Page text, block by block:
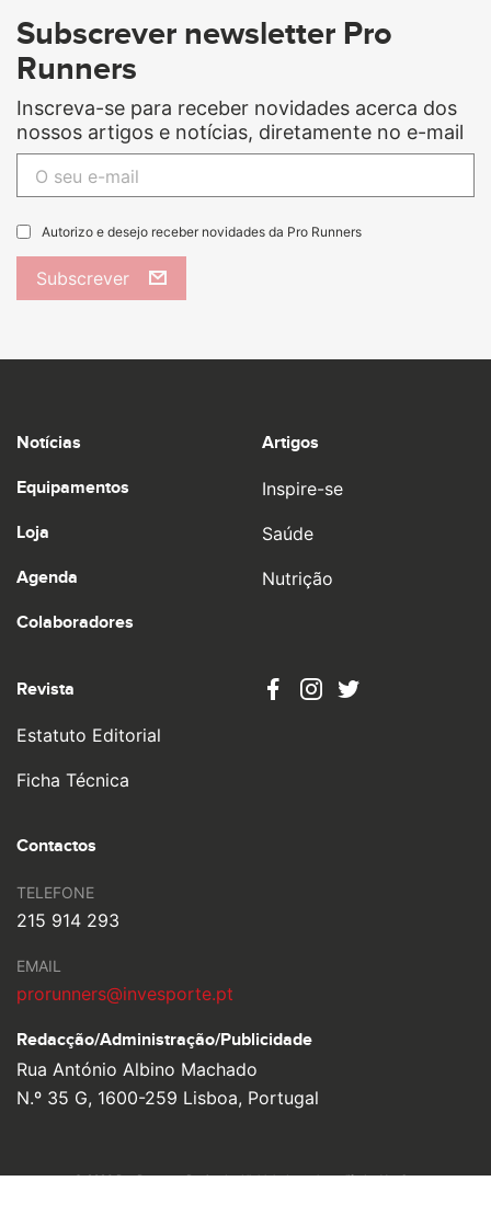
Subscrever newsletter Pro
Runners
Inscreva-se para receber novidades acerca dos
nossos artigos e notícias, diretamente no e-mail
Autorizo e desejo receber novidades da Pro Runners
Subscrever
Notícias
Equipamentos
Loja
Agenda
Colaboradores
Artigos
Inspire-se
Saúde
Nutrição
Revista
Estatuto Editorial
Ficha Técnica
Contactos
TELEFONE
215 914 293
EMAIL
prorunners@invesporte.pt
Redacção/Administração/Publicidade
Rua António Albino Machado
N.º 35 G, 1600-259 Lisboa, Portugal